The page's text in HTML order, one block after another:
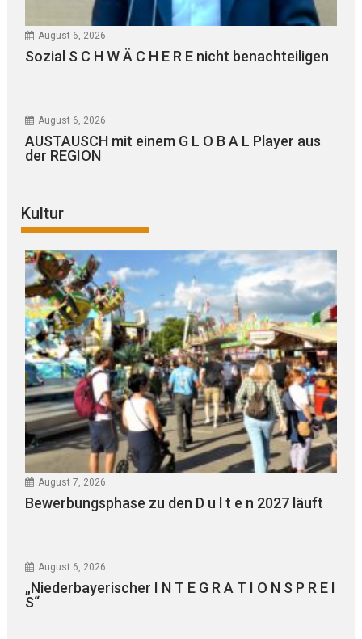
August 6, 2026
Sozial S C H W Ä C H E R E nicht benachteiligen
August 6, 2026
AUSTAUSCH mit einem G L O B A L Player aus
der REGION
Kultur
August 7, 2026
Bewerbungsphase zu den D u l t e n 2027 läuft
August 6, 2026
„Niederbayerischer I N T E G R A T I O N S P R E I
S“